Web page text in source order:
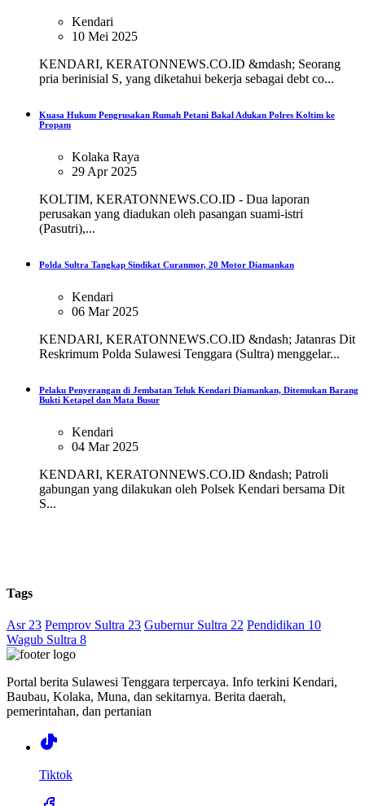
Kendari
10 Mei 2025
KENDARI, KERATONNEWS.CO.ID &mdash; Seorang
pria berinisial S, yang diketahui bekerja sebagai debt co...
Kuasa Hukum Pengrusakan Rumah Petani Bakal Adukan Polres Koltim ke
Propam
Kolaka Raya
29 Apr 2025
KOLTIM, KERATONNEWS.CO.ID - Dua laporan
perusakan yang diadukan oleh pasangan suami-istri
(Pasutri),...
Polda Sultra Tangkap Sindikat Curanmor, 20 Motor Diamankan
Kendari
06 Mar 2025
KENDARI, KERATONNEWS.CO.ID &ndash; Jatanras Dit
Reskrimum Polda Sulawesi Tenggara (Sultra) menggelar...
Pelaku Penyerangan di Jembatan Teluk Kendari Diamankan, Ditemukan Barang
Bukti Ketapel dan Mata Busur
Kendari
04 Mar 2025
KENDARI, KERATONNEWS.CO.ID &ndash; Patroli
gabungan yang dilakukan oleh Polsek Kendari bersama Dit
S...
Tags
Asr 23 Pemprov Sultra 23 Gubernur Sultra 22 Pendidikan 10
Wagub Sultra 8
Portal berita Sulawesi Tenggara terpercaya. Info terkini Kendari,
Baubau, Kolaka, Muna, dan sekitarnya. Berita daerah,
pemerintahan, dan pertanian
Tiktok